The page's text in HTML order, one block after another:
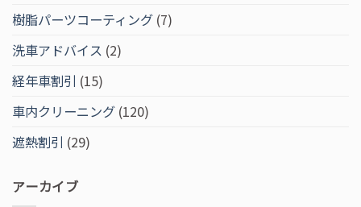
樹脂パーツコーティング (7)
洗車アドバイス (2)
経年車割引 (15)
車内クリーニング (120)
遮熱割引 (29)
アーカイブ